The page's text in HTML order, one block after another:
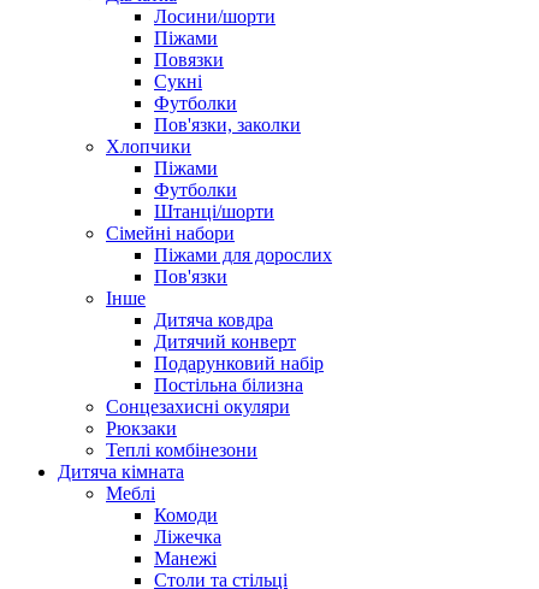
Лосини/шорти
Піжами
Повязки
Сукні
Футболки
Пов'язки, заколки
Хлопчики
Піжами
Футболки
Штанці/шорти
Сімейні набори
Піжами для дорослих
Пов'язки
Інше
Дитяча ковдра
Дитячий конверт
Подарунковий набір
Постільна білизна
Сонцезахисні окуляри
Рюкзаки
Теплі комбінезони
Дитяча кімната
Меблі
Комоди
Ліжечка
Манежі
Столи та стільці